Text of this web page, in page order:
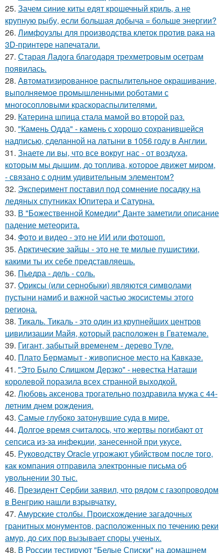
25. Зачем синие киты едят крошечный криль, а не
крупную рыбу, если большая добыча = больше энергии?
26. Лимфоузлы для производства клеток против рака на
3D-принтере напечатали.
27. Старая Ладога благодаря трехметровым осетрам
появилась.
28. Автоматизированное распылительное окрашивание,
выполняемое промышленными роботами с
многосопловыми краскораспылителями.
29. Катерина шпица стала мамой во второй раз.
30. "Камень Одда" - камень с хорошо сохранившейся
надписью, сделанной на латыни в 1056 году в Англии.
31. Знаете ли вы, что все вокруг нас - от воздуха,
которым мы дышим, до топлива, которое движет миром,
- связано с одним удивительным элементом?
32. Эксперимент поставил под сомнение посадку на
ледяных спутниках Юпитера и Сатурна.
33. В "Божественной Комедии" Данте заметили описание
падение метеорита.
34. Фото и видео - это не ИИ или фотошоп.
35. Арктические зайцы - это не те милые пушистики,
какими ты их себе представляешь.
36. Пьедра - дель - соль.
37. Ориксы (или сернобыки) являются символами
пустыни намиб и важной частью экосистемы этого
региона.
38. Тикаль. Тикаль - это один из крупнейших центров
цивилизации Майя, который расположен в Гватемале.
39. Гигант, забытый временем - дерево Туле.
40. Плато Бермамыт - живописное место на Кавказе.
41. "Это Было Слишком Дерзко" - невестка Наташи
королевой поразила всех странной выходкой.
42. Любовь аксенова трогательно поздравила мужа с 44-
летним днем рождения.
43. Самые глубоко затонувшие суда в мире.
44. Долгое время считалось, что жертвы погибают от
сепсиса из-за инфекции, занесенной при укусе.
45. Руководству Oracle угрожают убийством после того,
как компания отправила электронные письма об
увольнении 30 тыс.
46. Президент Сербии заявил, что рядом с газопроводом
в Венгрию нашли взрывчатку.
47. Амурские столбы. Происхождение загадочных
гранитных монументов, расположенных по течению реки
амур, до сих пор вызывает споры ученых.
48. В России тестируют "Белые Списки" на домашнем